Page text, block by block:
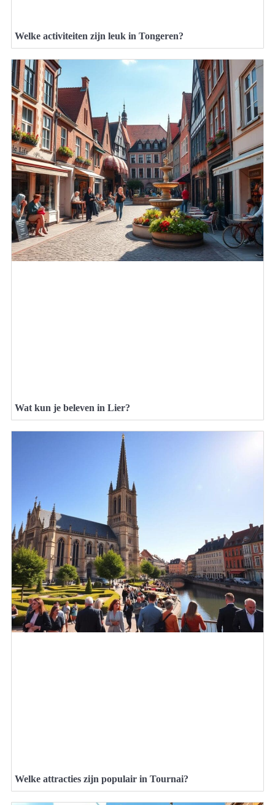
Welke activiteiten zijn leuk in Tongeren?
Wat kun je beleven in Lier?
Welke attracties zijn populair in Tournai?